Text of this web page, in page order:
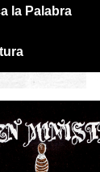
la Palabra